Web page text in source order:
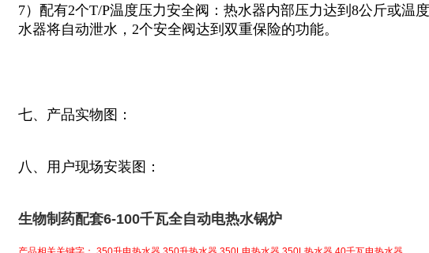
7）配有2个T/P温度压力安全阀：热水器内部压力达到8公斤或温
水器将自动泄水，2个安全阀达到双重保险的功能。
七、产品实物图：
八、用户现场安装图：
生物制药配套6-100千瓦全自动电热水锅炉